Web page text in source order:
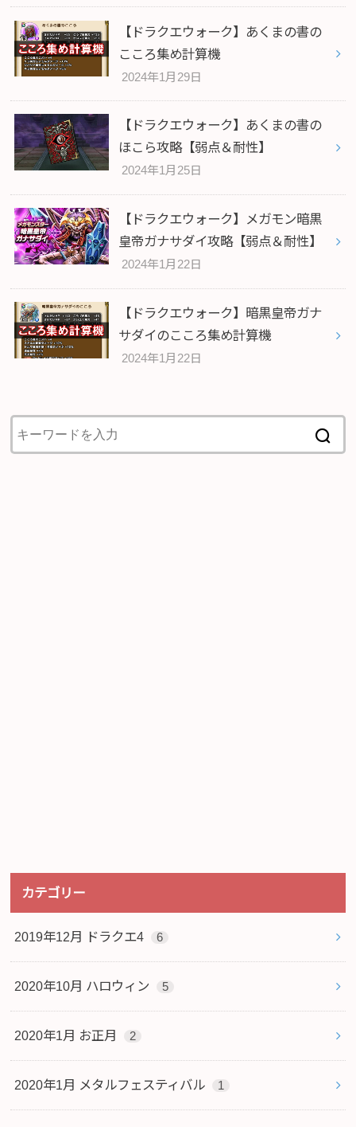
【ドラクエウォーク】あくまの書の
こころ集め計算機
2024年1月29日
【ドラクエウォーク】あくまの書の
ほこら攻略【弱点＆耐性】
2024年1月25日
【ドラクエウォーク】メガモン暗黒
皇帝ガナサダイ攻略【弱点＆耐性】
2024年1月22日
【ドラクエウォーク】暗黒皇帝ガナ
サダイのこころ集め計算機
2024年1月22日
カテゴリー
2019年12月 ドラクエ4 6
2020年10月 ハロウィン 5
2020年1月 お正月 2
2020年1月 メタルフェスティバル 1